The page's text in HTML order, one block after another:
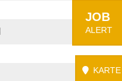
JOB
ALERT
KARTE